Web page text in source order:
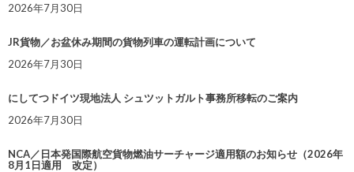
2026年7月30日
JR貨物／お盆休み期間の貨物列車の運転計画について
2026年7月30日
にしてつドイツ現地法人 シュツットガルト事務所移転のご案内
2026年7月30日
NCA／日本発国際航空貨物燃油サーチャージ適用額のお知らせ（2026年
8月1日適用 改定）